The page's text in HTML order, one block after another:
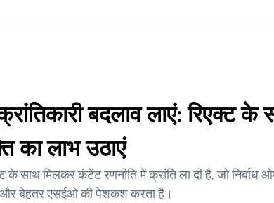
बदलाव लाएं: रिएक्ट के
का लाभ उठाएं
साथ मिलकर कंटेंट रणनीति में क्रांति ला दी है, जो निर्बाध
और बेहतर एसईओ की पेशकश करता है।